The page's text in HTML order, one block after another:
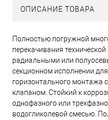
ОПИСАНИЕ ТОВАРА
Полностью погружной
перекачивания
радиальными или
секционном исполнении
горизонтального монтажа
клапаном. Стойкий к
однофазного или
водогликолевой смесью.